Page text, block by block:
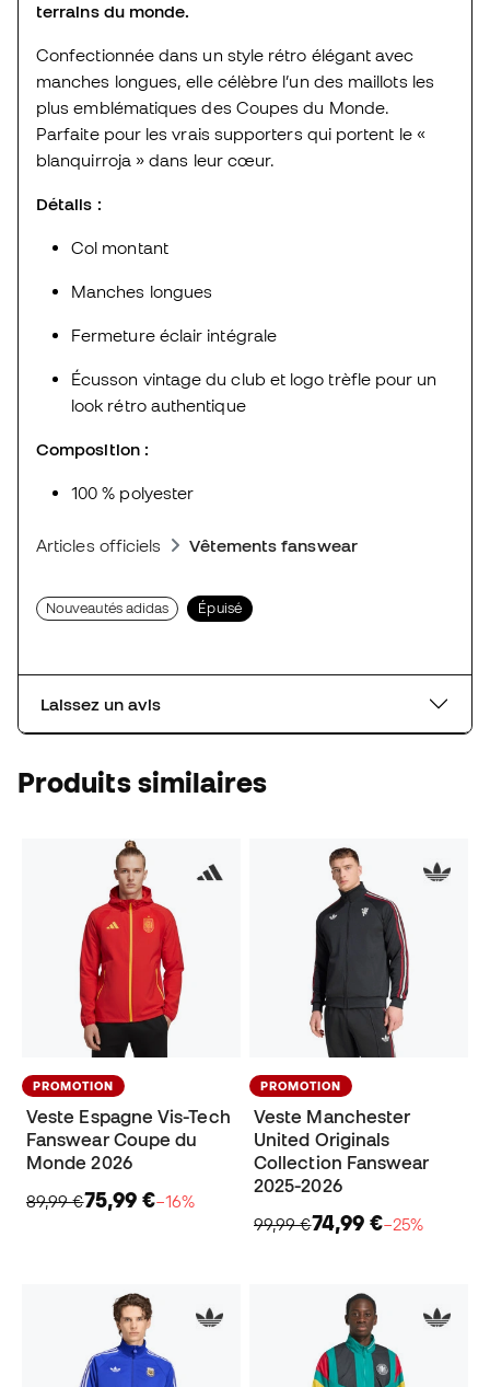
terrains du monde.
Confectionnée dans un style rétro élégant avec
manches longues, elle célèbre l’un des maillots les
plus emblématiques des Coupes du Monde.
Parfaite pour les vrais supporters qui portent le «
blanquirroja » dans leur cœur.
Détails :
Col montant
Manches longues
Fermeture éclair intégrale
Écusson vintage du club et logo trèfle pour un
look rétro authentique
Composition :
100 % polyester
Articles officiels Vêtements fanswear
Nouveautés adidas Épuisé
Laissez un avis
Produits similaires
PROMOTION
Veste Espagne Vis-Tech
Fanswear Coupe du
Monde 2026
89,99 €75,99 €−16%
PROMOTION
Veste Manchester
United Originals
Collection Fanswear
2025-2026
99,99 €74,99 €−25%